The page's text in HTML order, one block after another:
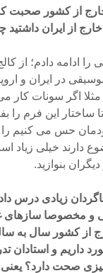
از کشور صحبت
خارج از ایران
ادامه دادم؛ از
در ایران و
اگر سونات کار می
ساختار این فرم
حس می کنیم
دارند خیلی زیاد
بنوازید.
زیادی درس
و مخصوصا سازهای
از کشور سال
داریم و
صحت دارد؟ یعنی